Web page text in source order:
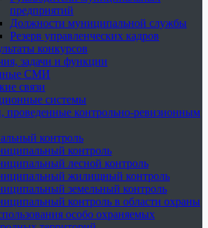
предприятий
Должности муниципальной службы
Резерв управленческих кадров
конкурсов
задачи и функции
СМИ
связи
системы
проведенные контрольно-ревизионным
контроль
контроль
лесной контроль
жилищный контроль
земельный контроль
контроль в области охраны
особо охраняемых